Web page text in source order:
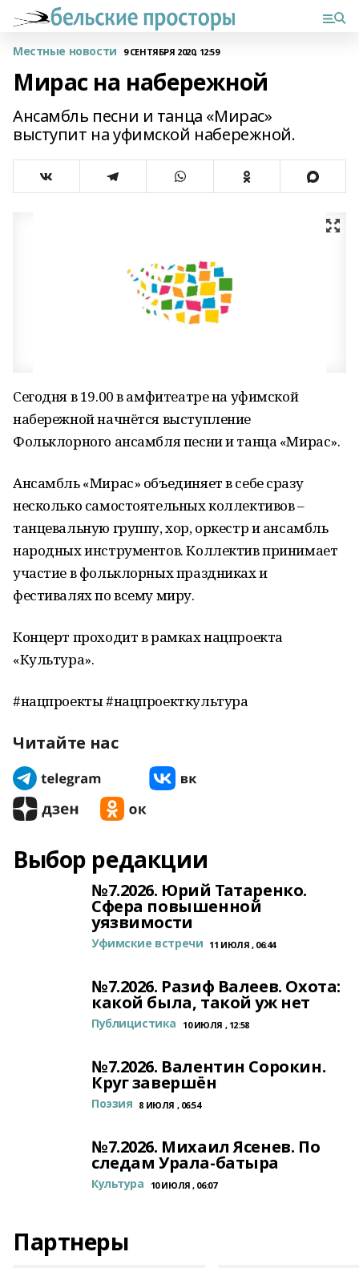
Местные новости 9 СЕНТЯБРЯ 2020, 12:59
Мирас на набережной
Ансамбль песни и танца «Мирас»
выступит на уфимской набережной.
Сегодня в 19.00 в амфитеатре на уфимской
набережной начнётся выступление
Фольклорного ансамбля песни и танца «Мирас».
Ансамбль «Мирас» объединяет в себе сразу
несколько самостоятельных коллективов –
танцевальную группу, хор, оркестр и ансамбль
народных инструментов. Коллектив принимает
участие в фольклорных праздниках и
фестивалях по всему миру.
Концерт проходит в рамках нацпроекта
«Культура».
#нацпроекты #нацпроекткультура
Читайте нас
Выбор редакции
№7.2026. Юрий Татаренко.
Сфера повышенной
уязвимости
Уфимские встречи 11 ИЮЛЯ , 06:44
№7.2026. Разиф Валеев. Охота:
какой была, такой уж нет
Публицистика 10 ИЮЛЯ , 12:58
№7.2026. Валентин Сорокин.
Круг завершён
Поэзия 8 ИЮЛЯ , 06:54
№7.2026. Михаил Ясенев. По
следам Урала-батыра
Культура 10 ИЮЛЯ , 06:07
Партнеры